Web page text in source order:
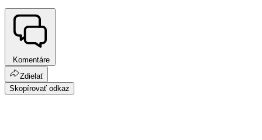
Komentáre
Zdielať
Skopírovať odkaz